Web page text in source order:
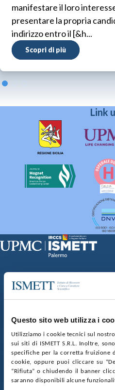
Questo sito web utilizza i
Utilizziamo i cookie tecnici sul
sui siti di ISMETT S.R.L. Inoltre,
specifiche per la corretta fruizione
cookie, oppure puoi cliccare su
“Rifiuta” o chiudendo il banner
saranno disponibili alcune
manifestare il loro
presentare la propria
indirizzo entro il [&h...
Scopri di più
Link
Via Discesa dei Giudici 4 90133
nr. REA PA-201818 P.I. 04544550827
SOCIETÀ TRASPARENTE
GARE E CONTRATTI
SOSTIENICIMAPPA DEL
CONTATTI